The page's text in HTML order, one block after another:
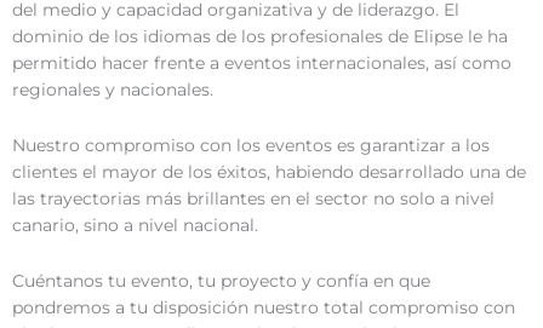
del medio y capacidad organizativa y de liderazgo. El
dominio de los idiomas de los profesionales de Elipse le ha
permitido hacer frente a eventos internacionales, así como
regionales y nacionales.
Nuestro compromiso con los eventos es garantizar a los
clientes el mayor de los éxitos, habiendo desarrollado una de
las trayectorias más brillantes en el sector no solo a nivel
canario, sino a nivel nacional.
Cuéntanos tu evento, tu proyecto y confía en que
pondremos a tu disposición nuestro total compromiso con